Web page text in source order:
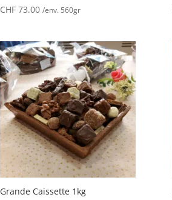
CHF73.00 /env. 560gr
Grande Caissette 1kg